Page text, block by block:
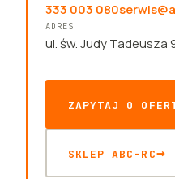
333 003 080
ADRES
ul. św. Judy Tadeusza
ZAPYTAJ O
SKLEP ABC-RC